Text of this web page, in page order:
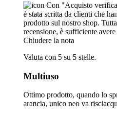
Con "Acquisto
è stata scritta da clienti che
prodotto sul nostro shop.
recensione, è sufficiente
Chiudere la nota
Valuta con 5 su 5 stelle.
Multiuso
Ottimo prodotto, quando lo
arancia, unico neo va